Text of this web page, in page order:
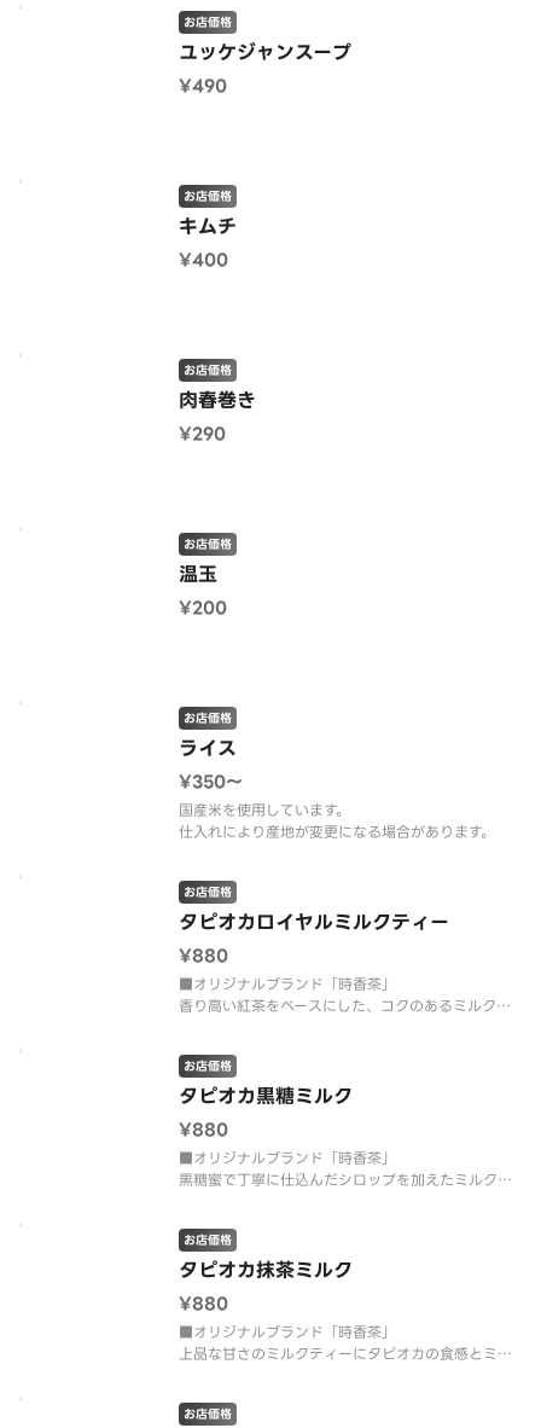
ユッケジャンスープ
お店価格
¥490
キムチ
お店価格
¥400
肉春巻き
お店価格
¥290
温玉
お店価格
¥200
ライス
お店価格
¥350〜
国産米を使用しています。
タピオカロイヤルミルクティー
お店価格
¥880
■オリジナルブランド「時香茶」
香り高い紅茶をベースにした、コクのあるミルクを
タピオカ黒糖ミルク
お店価格
¥880
■オリジナルブランド「時香茶」
黒糖蜜で丁寧に仕込んだシロップを加えたミルクテ
く絶妙な味わいに。コクのある甘みが味わえる一杯
タピオカ抹茶ミルク
お店価格
¥880
■オリジナルブランド「時香茶」
上品な甘さのミルクティーにタピオカの食感とミル
お店価格